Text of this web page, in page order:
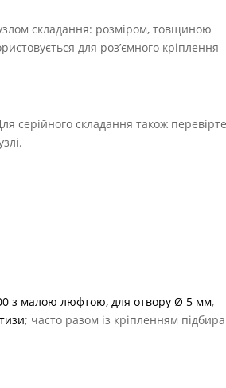
складання: розміром, товщиною
для роз’ємного кріплення
серійного складання також
з малою люфтою, для отвору Ø 5 мм,
; часто разом із кріпленням